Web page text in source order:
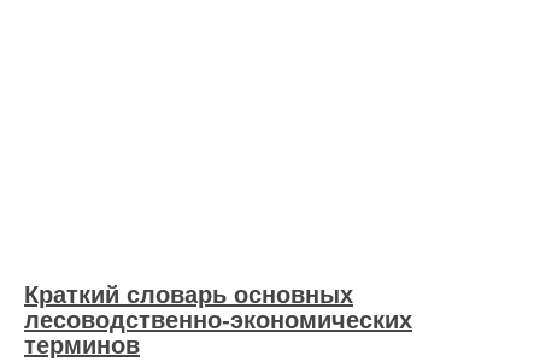
Краткий словарь основных
лесоводственно-экономических
терминов